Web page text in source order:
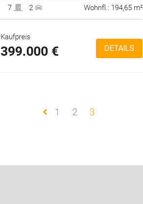
7 2 Wohnfl.: 194,65 m²
Kaufpreis
399.000 € DETAILS
1 2 3